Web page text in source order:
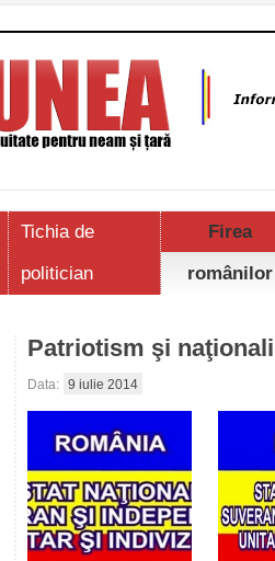
Tichia de
politician
Firea
românilor
Patriotism şi
Data: 9 iulie 2014